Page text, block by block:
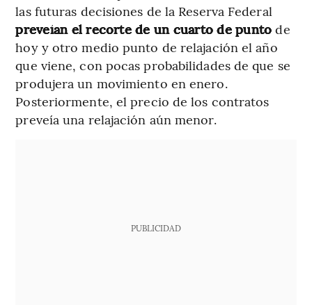
las futuras decisiones de la Reserva Federal
preveían el recorte de un cuarto de puntode
hoy y otro medio punto de relajación el año
que viene, con pocas probabilidades de que se
produjera un movimiento en enero.
Posteriormente, el precio de los contratos
preveía una relajación aún menor.
PUBLICIDAD